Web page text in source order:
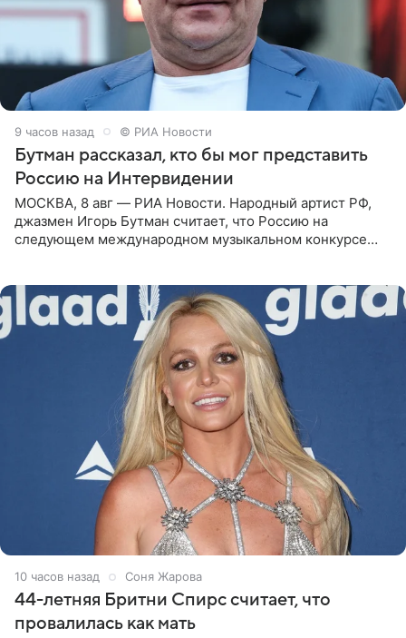
9 часов назад © РИА Новости
Бутман рассказал, кто бы мог представить
Россию на Интервидении
МОСКВА, 8 авг — РИА Новости. Народный артист РФ,
джазмен Игорь Бутман считает, что Россию на
следующем международном музыкальном конкурсе
10 часов назад Соня Жарова
44-летняя Бритни Спирс считает, что
провалилась как мать